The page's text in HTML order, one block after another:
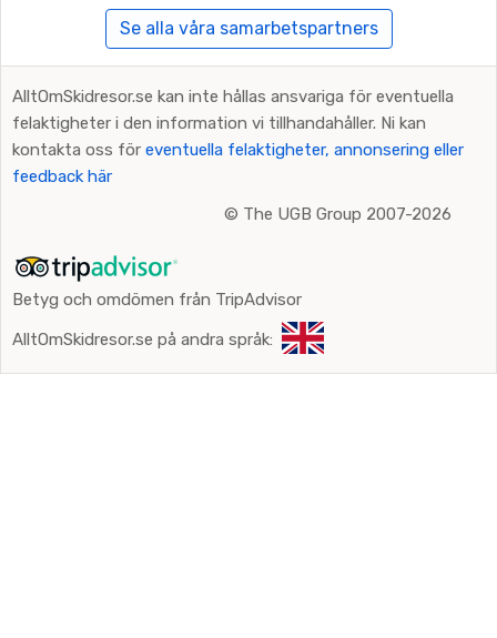
Se alla våra samarbetspartners
AlltOmSkidresor.se kan inte hållas ansvariga för eventuella
felaktigheter i den information vi tillhandahåller. Ni kan
kontakta oss för eventuella felaktigheter, annonsering eller
feedback här
© The UGB Group 2007-2026
Betyg och omdömen från TripAdvisor
AlltOmSkidresor.se på andra språk: